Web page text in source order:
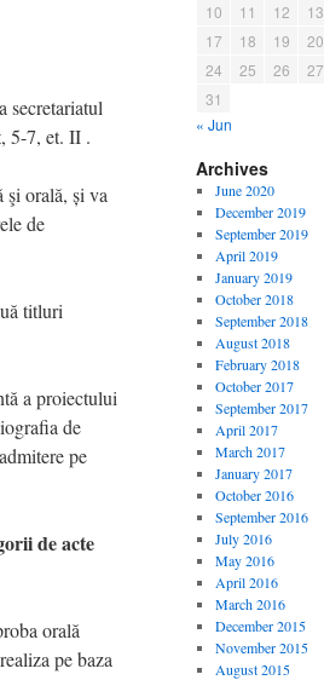
secretariatul
5-7, et. II .
şi orală, și va
de
titluri
a proiectului
de
pe
de acte
orală
pe baza
10
11 12 13
17
18 19 20
24
25 26 27
31
« Jun
Archives
June 2020
December 2019
September 2019
April 2019
January 2019
October 2018
September 2018
August 2018
February 2018
October 2017
September 2017
April 2017
March 2017
January 2017
October 2016
September 2016
July 2016
May 2016
April 2016
March 2016
December 2015
November 2015
August 2015